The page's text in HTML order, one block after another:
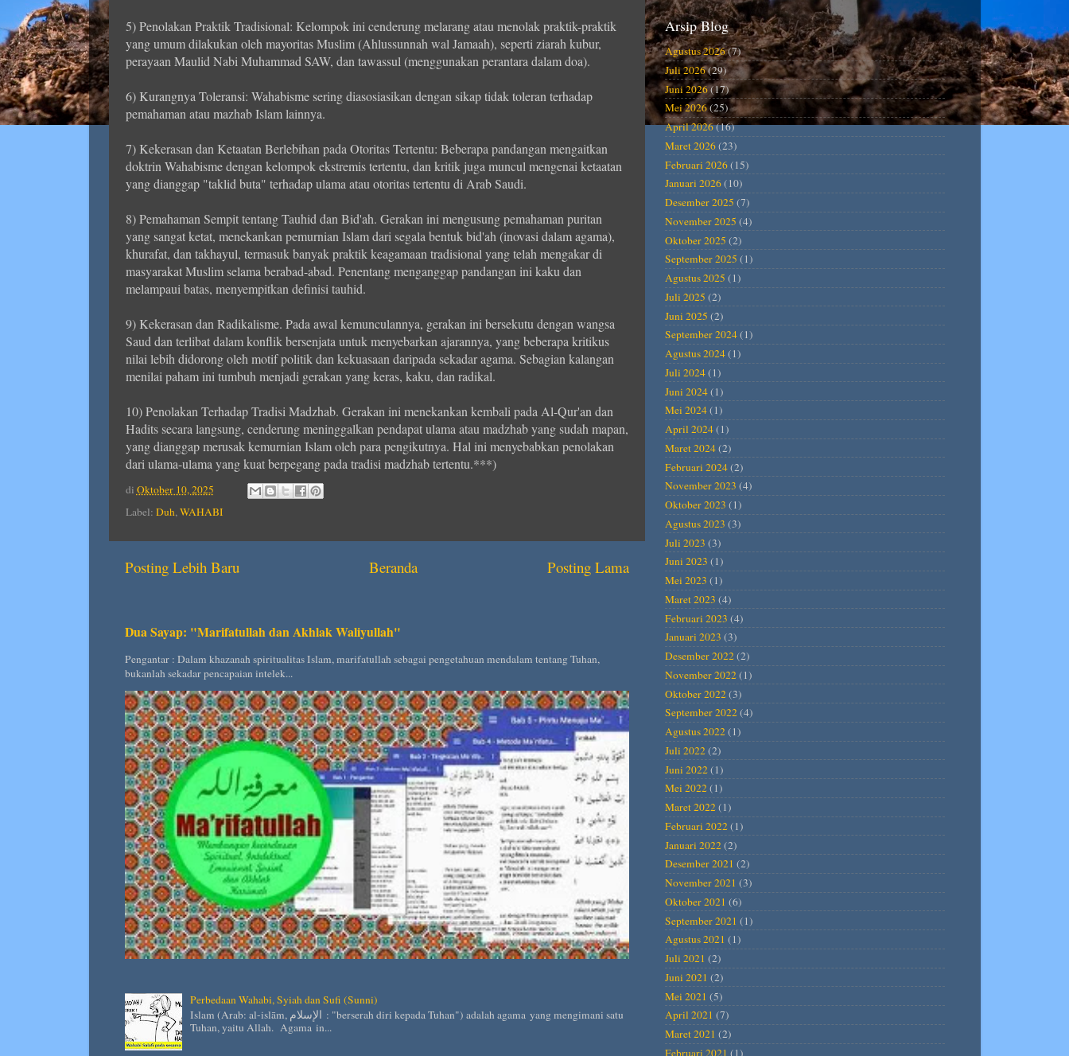
5) Penolakan Praktik Tradisional: Kelompok ini cenderung melarang atau menolak praktik-praktik
yang umum dilakukan oleh mayoritas Muslim (Ahlussunnah wal Jamaah), seperti ziarah kubur,
perayaan Maulid Nabi Muhammad SAW, dan tawassul (menggunakan perantara dalam doa).
6) Kurangnya Toleransi: Wahabisme sering diasosiasikan dengan sikap tidak toleran terhadap
pemahaman atau mazhab Islam lainnya.
7) Kekerasan dan Ketaatan Berlebihan pada Otoritas Tertentu: Beberapa pandangan mengaitkan
doktrin Wahabisme dengan kelompok ekstremis tertentu, dan kritik juga muncul mengenai ketaatan
yang dianggap "taklid buta" terhadap ulama atau otoritas tertentu di Arab Saudi.
8) Pemahaman Sempit tentang Tauhid dan Bid'ah. Gerakan ini mengusung pemahaman puritan
yang sangat ketat, menekankan pemurnian Islam dari segala bentuk bid'ah (inovasi dalam agama),
khurafat, dan takhayul, termasuk banyak praktik keagamaan tradisional yang telah mengakar di
masyarakat Muslim selama berabad-abad. Penentang menganggap pandangan ini kaku dan
melampaui batas, menyempitkan definisi tauhid.
9) Kekerasan dan Radikalisme. Pada awal kemunculannya, gerakan ini bersekutu dengan wangsa
Saud dan terlibat dalam konflik bersenjata untuk menyebarkan ajarannya, yang beberapa kritikus
nilai lebih didorong oleh motif politik dan kekuasaan daripada sekadar agama. Sebagian kalangan
menilai paham ini tumbuh menjadi gerakan yang keras, kaku, dan radikal.
10) Penolakan Terhadap Tradisi Madzhab. Gerakan ini menekankan kembali pada Al-Qur'an dan
Hadits secara langsung, cenderung meninggalkan pendapat ulama atau madzhab yang sudah mapan,
yang dianggap merusak kemurnian Islam oleh para pengikutnya. Hal ini menyebabkan penolakan
dari ulama-ulama yang kuat berpegang pada tradisi madzhab tertentu.***)
di Oktober 10, 2025
Label: Duh,WAHABI
Posting Lebih Baru Posting Lama
Beranda
Dua Sayap: "Marifatullah dan Akhlak Waliyullah"
Pengantar : Dalam khazanah spiritualitas Islam, marifatullah sebagai pengetahuan mendalam tentang Tuhan,
bukanlah sekadar pencapaian intelek...
Perbedaan Wahabi, Syiah dan Sufi (Sunni)
Islam (Arab: al-islām, الإسلام : "berserah diri kepada Tuhan") adalah agama yang mengimani satu
Tuhan, yaitu Allah. Agama in...
Arsip Blog
Agustus 2026(7)
Juli 2026(29)
Juni 2026(17)
Mei 2026(25)
April 2026(16)
Maret 2026(23)
Februari 2026(15)
Januari 2026(10)
Desember 2025 (7)
November 2025 (4)
Oktober 2025 (2)
September 2025 (1)
Agustus 2025 (1)
Juli 2025 (2)
Juni 2025 (2)
September 2024(1)
Agustus 2024(1)
Juli 2024(1)
Juni 2024(1)
Mei 2024(1)
April 2024(1)
Maret 2024(2)
Februari 2024(2)
November 2023 (4)
Oktober 2023 (1)
Agustus 2023 (3)
Juli 2023 (3)
Juni 2023 (1)
Mei 2023 (1)
Maret 2023 (4)
Februari 2023 (4)
Januari 2023 (3)
Desember 2022(2)
November 2022(1)
Oktober 2022(3)
September 2022(4)
Agustus 2022(1)
Juli 2022(2)
Juni 2022(1)
Mei 2022(1)
Maret 2022(1)
Februari 2022(1)
Januari 2022(2)
Desember 2021 (2)
November 2021 (3)
Oktober 2021 (6)
September 2021 (1)
Agustus 2021 (1)
Juli 2021 (2)
Juni 2021 (2)
Mei 2021 (5)
April 2021 (7)
Maret 2021 (2)
Februari 2021 (1)